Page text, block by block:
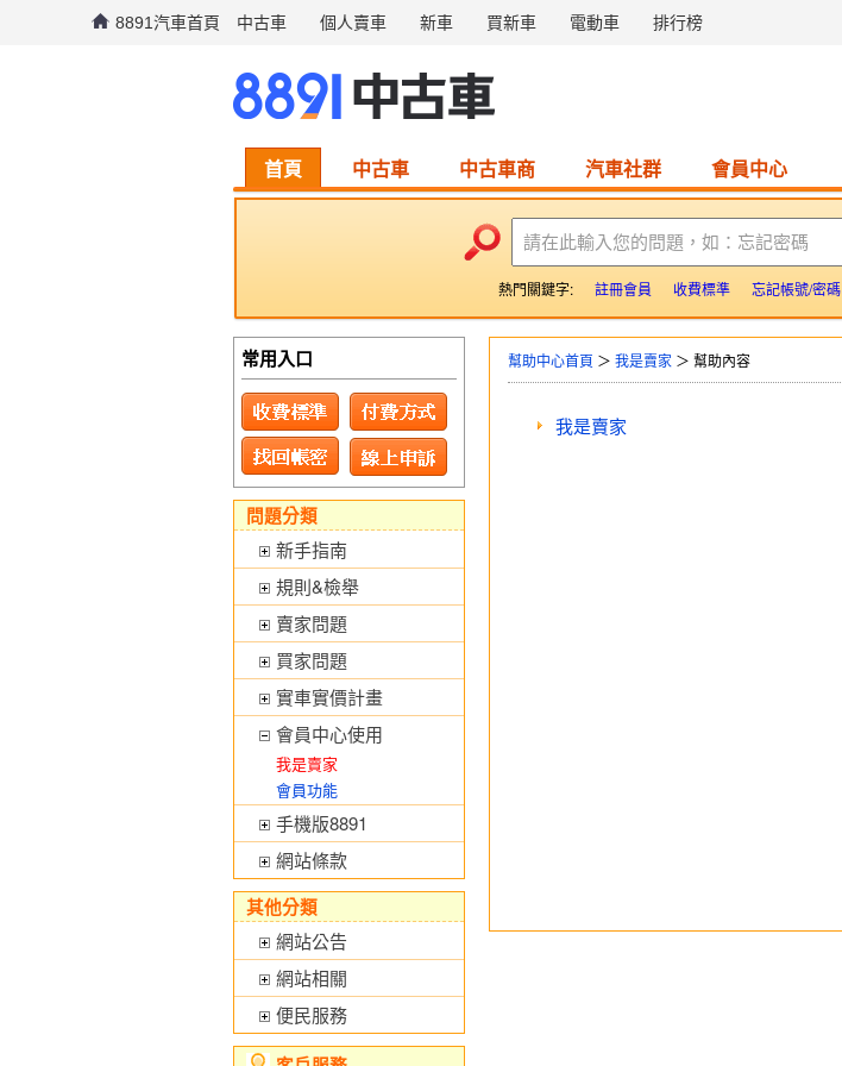
8891汽車首頁 中古車 個人賣車 新車 買新車 電動車 排行榜
首頁 中古車 中古車商 汽車社群 會員中心
請在此輸入您的問題，如：忘記密碼
熱門關鍵字: 註冊會員 收費標準 忘記帳號/密碼
幫助中心首頁 ＞ 我是賣家 ＞ 幫助內容
我是賣家
常用入口
問題分類
新手指南
規則&檢舉
賣家問題
買家問題
實車實價計畫
會員中心使用
我是賣家
會員功能
手機版8891
網站條款
其他分類
網站公告
網站相關
便民服務